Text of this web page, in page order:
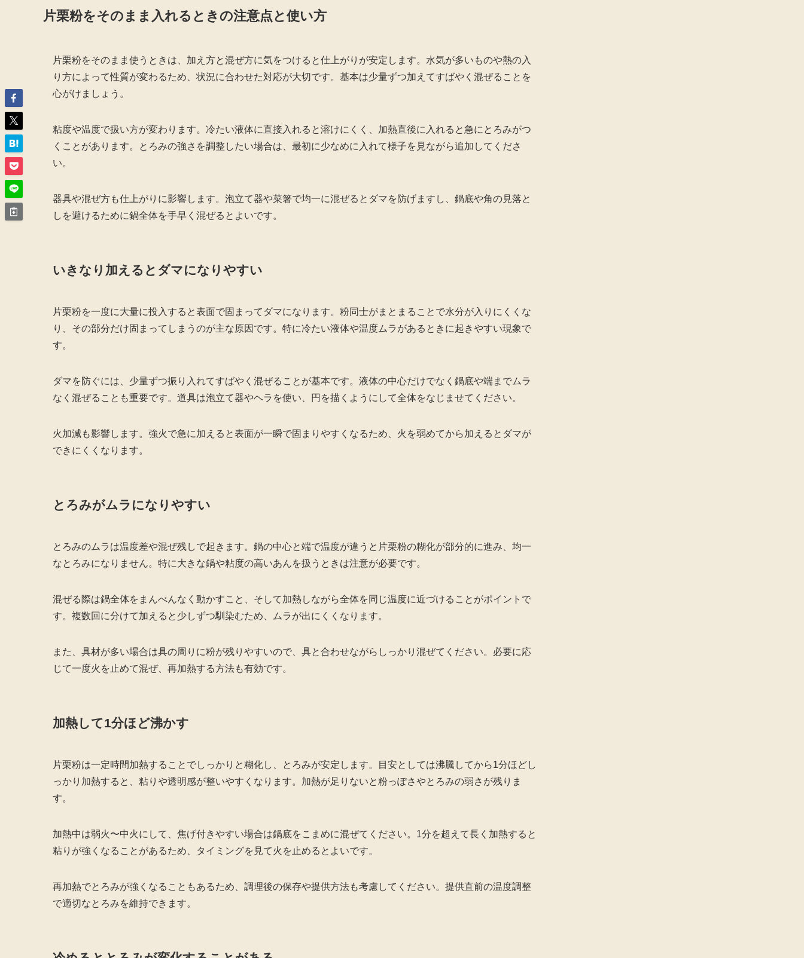
片栗粉をそのまま入れるときの注意点と使い方
片栗粉をそのまま使うときは、加え方と混ぜ方に気をつけると仕上がりが安定します。水気が多いものや熱の入
り方によって性質が変わるため、状況に合わせた対応が大切です。基本は少量ずつ加えてすばやく混ぜることを
心がけましょう。
粘度や温度で扱い方が変わります。冷たい液体に直接入れると溶けにくく、加熱直後に入れると急にとろみがつ
くことがあります。とろみの強さを調整したい場合は、最初に少なめに入れて様子を見ながら追加してくださ
い。
器具や混ぜ方も仕上がりに影響します。泡立て器や菜箸で均一に混ぜるとダマを防げますし、鍋底や角の見落と
しを避けるために鍋全体を手早く混ぜるとよいです。
いきなり加えるとダマになりやすい
片栗粉を一度に大量に投入すると表面で固まってダマになります。粉同士がまとまることで水分が入りにくくな
り、その部分だけ固まってしまうのが主な原因です。特に冷たい液体や温度ムラがあるときに起きやすい現象で
す。
ダマを防ぐには、少量ずつ振り入れてすばやく混ぜることが基本です。液体の中心だけでなく鍋底や端までムラ
なく混ぜることも重要です。道具は泡立て器やヘラを使い、円を描くようにして全体をなじませてください。
火加減も影響します。強火で急に加えると表面が一瞬で固まりやすくなるため、火を弱めてから加えるとダマが
できにくくなります。
とろみがムラになりやすい
とろみのムラは温度差や混ぜ残しで起きます。鍋の中心と端で温度が違うと片栗粉の糊化が部分的に進み、均一
なとろみになりません。特に大きな鍋や粘度の高いあんを扱うときは注意が必要です。
混ぜる際は鍋全体をまんべんなく動かすこと、そして加熱しながら全体を同じ温度に近づけることがポイントで
す。複数回に分けて加えると少しずつ馴染むため、ムラが出にくくなります。
また、具材が多い場合は具の周りに粉が残りやすいので、具と合わせながらしっかり混ぜてください。必要に応
じて一度火を止めて混ぜ、再加熱する方法も有効です。
加熱して1分ほど沸かす
片栗粉は一定時間加熱することでしっかりと糊化し、とろみが安定します。目安としては沸騰してから1分ほどし
っかり加熱すると、粘りや透明感が整いやすくなります。加熱が足りないと粉っぽさやとろみの弱さが残りま
す。
加熱中は弱火〜中火にして、焦げ付きやすい場合は鍋底をこまめに混ぜてください。1分を超えて長く加熱すると
粘りが強くなることがあるため、タイミングを見て火を止めるとよいです。
再加熱でとろみが強くなることもあるため、調理後の保存や提供方法も考慮してください。提供直前の温度調整
で適切なとろみを維持できます。